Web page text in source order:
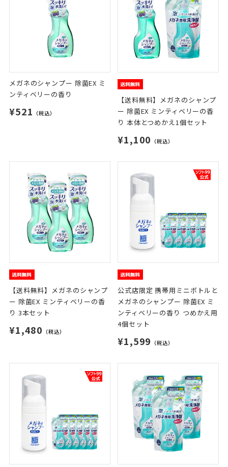
メガネのシャンプー 除菌EX ミ
ンティベリーの香り
¥521 （税込）
【送料無料】メガネのシャンプ
ー 除菌EX ミンティベリーの香
り 本体とつめかえ1個セット
¥1,100 （税込）
【送料無料】メガネのシャンプ
ー 除菌EX ミンティベリーの香
り 3本セット
¥1,480 （税込）
公式店限定 携帯用ミニボトルと
メガネのシャンプー 除菌EX ミ
ンティベリーの香り つめかえ用
4個セット
¥1,599 （税込）